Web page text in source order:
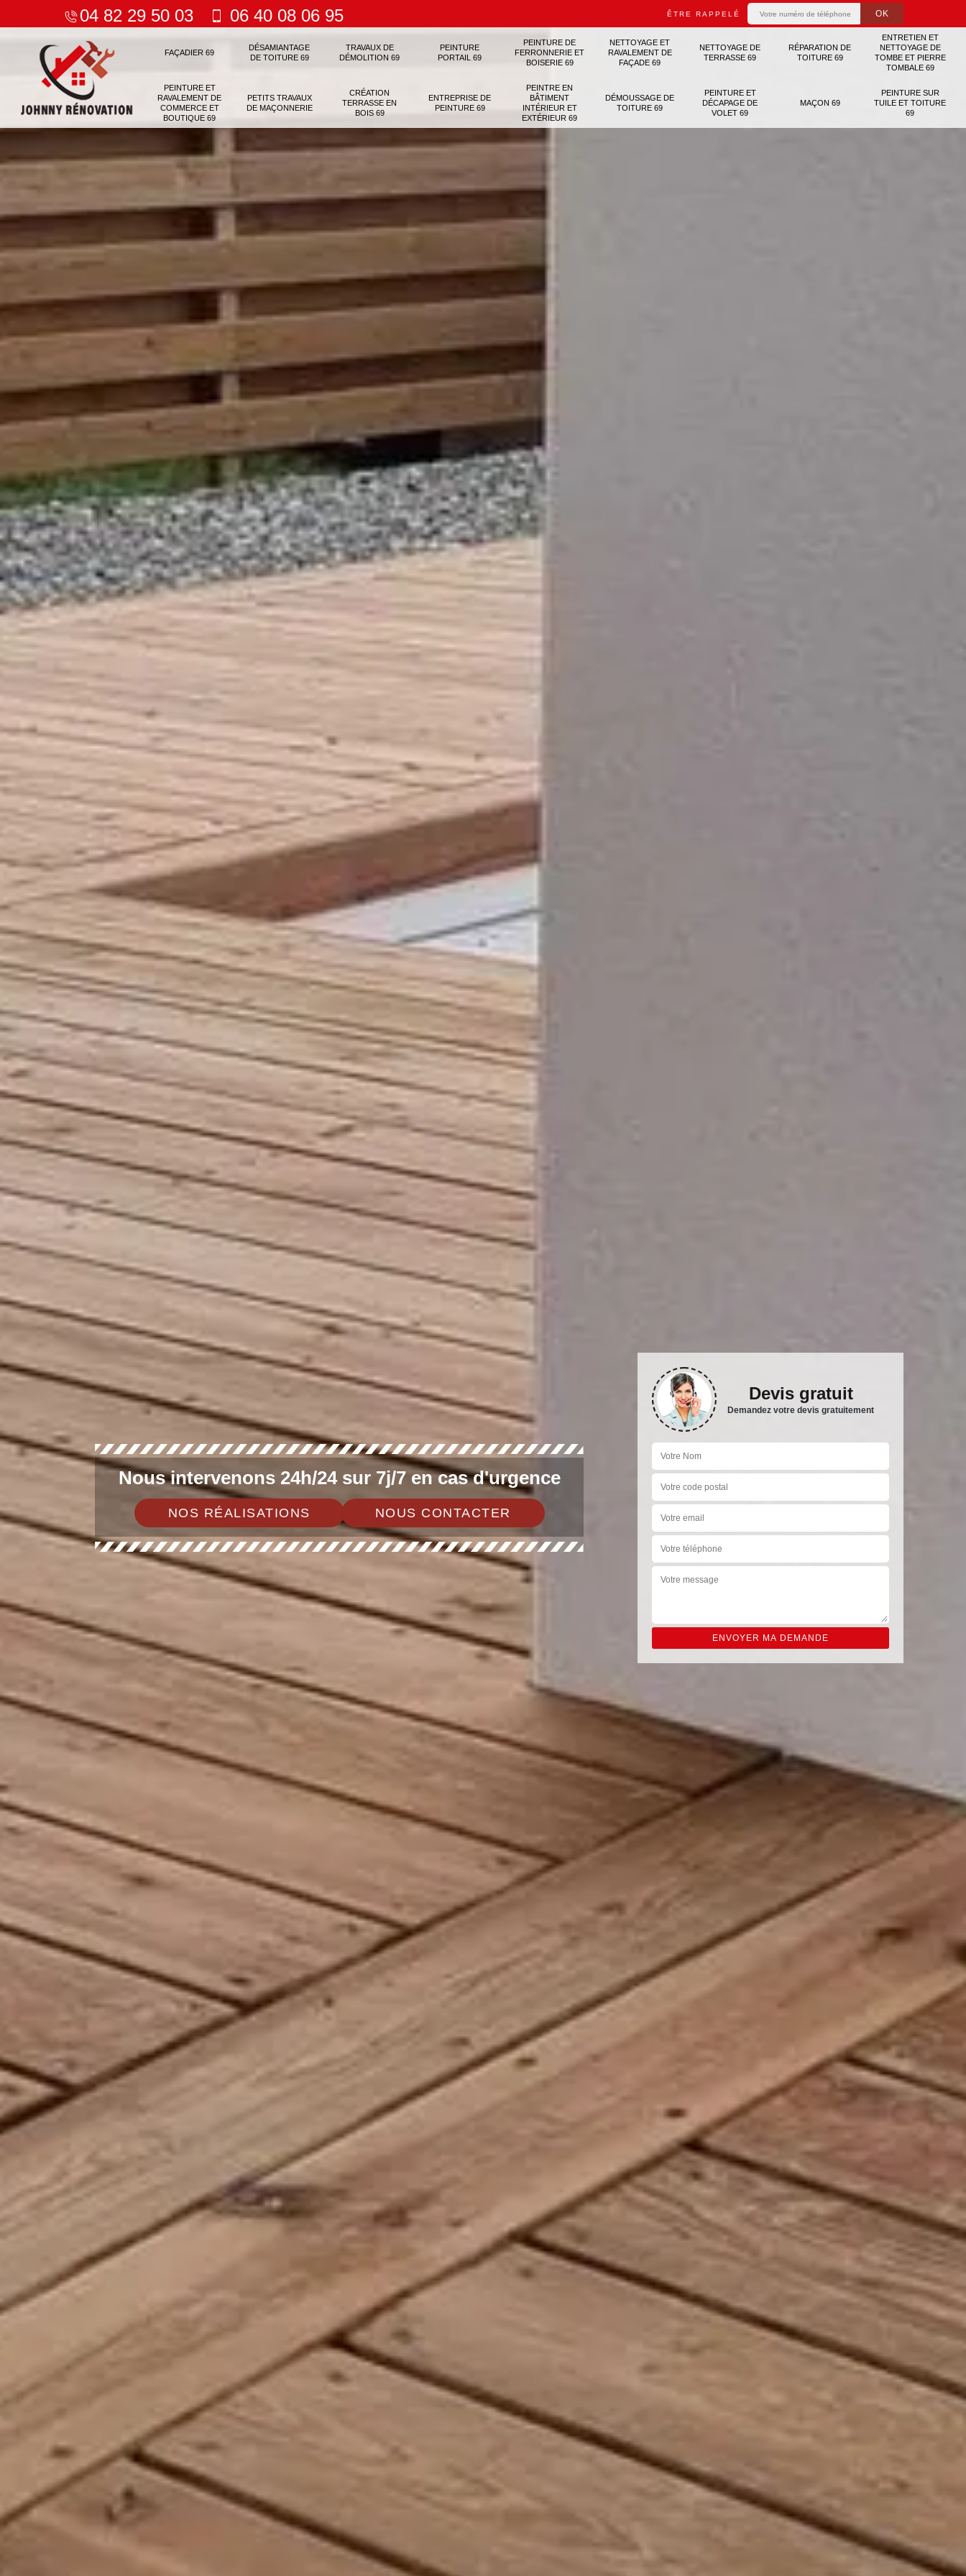
04 82 29 50 03 06 40 08 06 95 ÊTRE RAPPELÉ
FAÇADIER 69
DÉSAMIANTAGE
DE TOITURE 69
TRAVAUX DE
DÉMOLITION 69
PEINTURE
PORTAIL 69
PEINTURE DE
FERRONNERIE ET
BOISERIE 69
NETTOYAGE ET
RAVALEMENT DE
FAÇADE 69
NETTOYAGE DE
TERRASSE 69
RÉPARATION DE
TOITURE 69
ENTRETIEN ET
NETTOYAGE DE
TOMBE ET PIERRE
TOMBALE 69
PEINTURE ET
RAVALEMENT DE
COMMERCE ET
BOUTIQUE 69
PETITS TRAVAUX
DE MAÇONNERIE
CRÉATION
TERRASSE EN
BOIS 69
ENTREPRISE DE
PEINTURE 69
PEINTRE EN
BÂTIMENT
INTÉRIEUR ET
EXTÉRIEUR 69
DÉMOUSSAGE DE
TOITURE 69
PEINTURE ET
DÉCAPAGE DE
VOLET 69
MAÇON 69
PEINTURE SUR
TUILE ET TOITURE
69
Nous intervenons 24h/24 sur 7j/7 en cas d'urgence
NOS RÉALISATIONS NOUS CONTACTER
Devis gratuit
Demandez votre devis gratuitement